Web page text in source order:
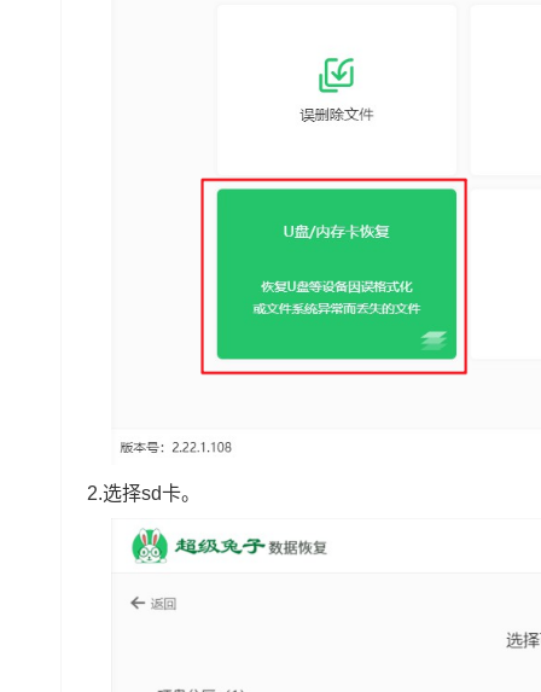
2.选择sd卡。